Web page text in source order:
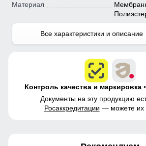
Материал
Болонь,
материалы
Все характеристики и описание
Контроль качества и
Документы на эту продукцию
Росаккредитации — можете их